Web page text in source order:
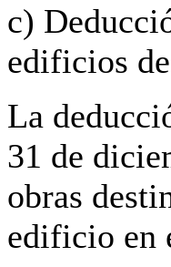
c)
edificios
La
31 de
obras
edificio en